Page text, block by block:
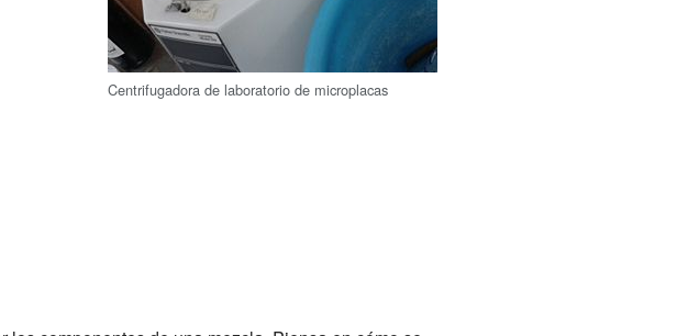
Centrifugadora de laboratorio de microplacas